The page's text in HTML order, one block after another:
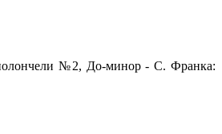
№2, До-минор - С. Франка: